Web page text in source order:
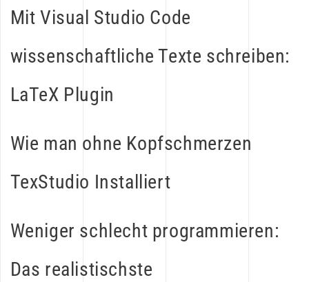
Mit Visual Studio Code
wissenschaftliche Texte schreiben:
LaTeX Plugin
Wie man ohne Kopfschmerzen
TexStudio Installiert
Weniger schlecht programmieren:
Das realistischste